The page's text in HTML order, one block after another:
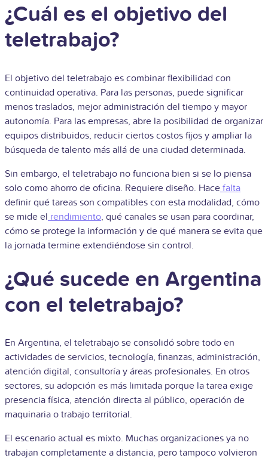
¿Cuál es el objetivo del
teletrabajo?
El objetivo del teletrabajo es combinar flexibilidad con
continuidad operativa. Para las personas, puede significar
menos traslados, mejor administración del tiempo y mayor
autonomía. Para las empresas, abre la posibilidad de organizar
equipos distribuidos, reducir ciertos costos fijos y ampliar la
búsqueda de talento más allá de una ciudad determinada.
Sin embargo, el teletrabajo no funciona bien si se lo piensa
solo como ahorro de oficina. Requiere diseño. Hace falta
definir qué tareas son compatibles con esta modalidad, cómo
se mide el rendimiento, qué canales se usan para coordinar,
cómo se protege la información y de qué manera se evita que
la jornada termine extendiéndose sin control.
¿Qué sucede en Argentina
con el teletrabajo?
En Argentina, el teletrabajo se consolidó sobre todo en
actividades de servicios, tecnología, finanzas, administración,
atención digital, consultoría y áreas profesionales. En otros
sectores, su adopción es más limitada porque la tarea exige
presencia física, atención directa al público, operación de
maquinaria o trabajo territorial.
El escenario actual es mixto. Muchas organizaciones ya no
trabajan completamente a distancia, pero tampoco volvieron